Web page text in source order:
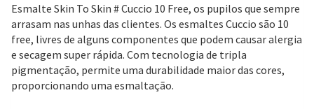
Esmalte Skin To Skin # Cuccio 10 Free, os pupilos que sempre
arrasam nas unhas das clientes. Os esmaltes Cuccio são 10
free, livres de alguns componentes que podem causar alergia
e secagem super rápida. Com tecnologia de tripla
pigmentação, permite uma durabilidade maior das cores,
proporcionando uma esmaltação.